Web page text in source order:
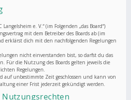
e. V.“ (im Folgenden „das Board“)
mit dem Betreiber des Boards ab (im
erklärst dich mit den nachfolgenden Regelungen
nicht einverstanden bist, so darfst du das
Für die Nutzung des Boards gelten jeweils die
Regelungen.
auf unbestimmte Zeit geschlossen und kann von
einer Frist jederzeit gekündigt werden.
Nutzungsrechten